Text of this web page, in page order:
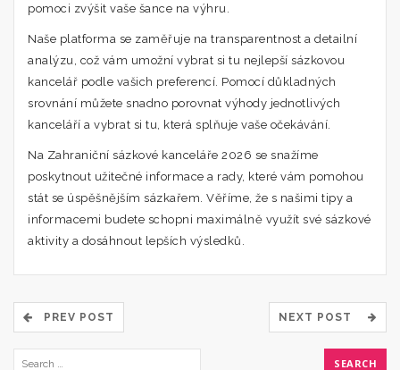
pomoci zvýšit vaše šance na výhru.
Naše platforma se zaměřuje na transparentnost a detailní
analýzu, což vám umožní vybrat si tu nejlepší sázkovou
kancelář podle vašich preferencí. Pomocí důkladných
srovnání můžete snadno porovnat výhody jednotlivých
kanceláří a vybrat si tu, která splňuje vaše očekávání.
Na Zahraniční sázkové kanceláře 2026 se snažíme
poskytnout užitečné informace a rady, které vám pomohou
stát se úspěšnějším sázkařem. Věříme, že s našimi tipy a
informacemi budete schopni maximálně využít své sázkové
aktivity a dosáhnout lepších výsledků.
PREV POST NEXT POST